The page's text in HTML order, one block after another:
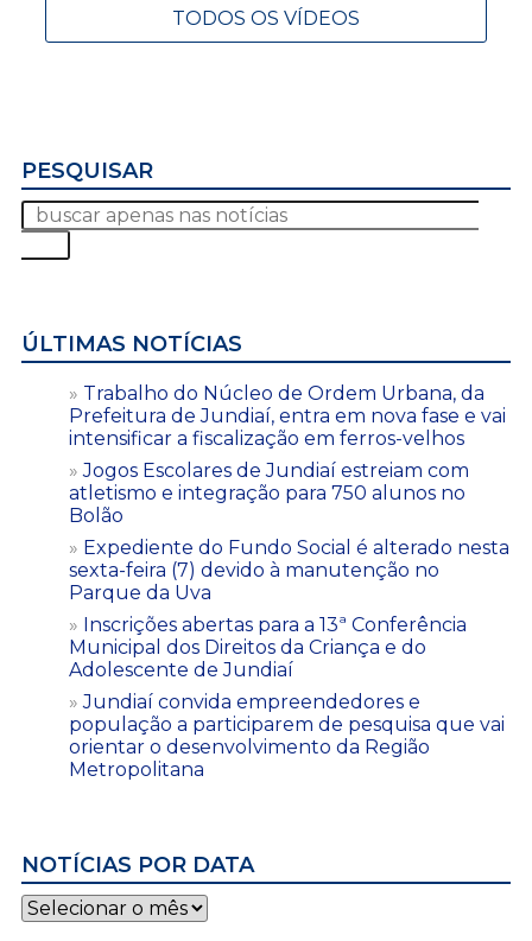
TODOS OS VÍDEOS
PESQUISAR
ÚLTIMAS NOTÍCIAS
Trabalho do Núcleo de Ordem Urbana, da
Prefeitura de Jundiaí, entra em nova fase e vai
intensificar a fiscalização em ferros-velhos
Jogos Escolares de Jundiaí estreiam com
atletismo e integração para 750 alunos no
Bolão
Expediente do Fundo Social é alterado nesta
sexta-feira (7) devido à manutenção no
Parque da Uva
Inscrições abertas para a 13ª Conferência
Municipal dos Direitos da Criança e do
Adolescente de Jundiaí
Jundiaí convida empreendedores e
população a participarem de pesquisa que vai
orientar o desenvolvimento da Região
Metropolitana
NOTÍCIAS POR DATA
Notícias
por